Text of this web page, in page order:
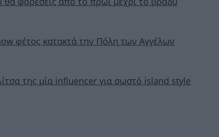
φέτος κατακτά την Πόλη των Αγγέλων
της μία influencer για σωστό island style